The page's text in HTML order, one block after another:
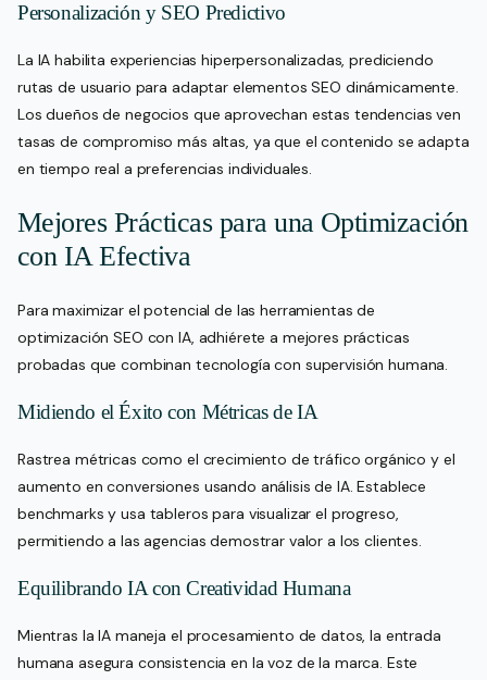
Personalización y SEO Predictivo
La IA habilita experiencias hiperpersonalizadas, prediciendo
rutas de usuario para adaptar elementos SEO dinámicamente.
Los dueños de negocios que aprovechan estas tendencias ven
tasas de compromiso más altas, ya que el contenido se adapta
en tiempo real a preferencias individuales.
Mejores Prácticas para una Optimización
con IA Efectiva
Para maximizar el potencial de las herramientas de
optimización SEO con IA, adhiérete a mejores prácticas
probadas que combinan tecnología con supervisión humana.
Midiendo el Éxito con Métricas de IA
Rastrea métricas como el crecimiento de tráfico orgánico y el
aumento en conversiones usando análisis de IA. Establece
benchmarks y usa tableros para visualizar el progreso,
permitiendo a las agencias demostrar valor a los clientes.
Equilibrando IA con Creatividad Humana
Mientras la IA maneja el procesamiento de datos, la entrada
humana asegura consistencia en la voz de la marca. Este